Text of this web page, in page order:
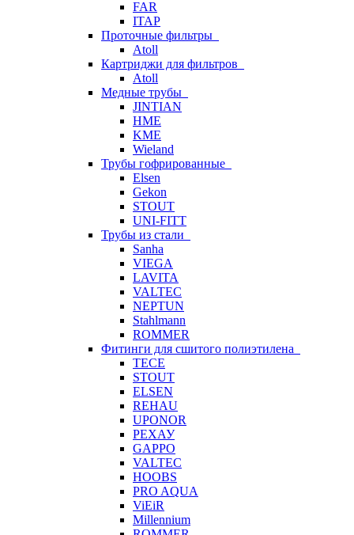
FAR
ITAP
Проточные фильтры
Atoll
Картриджи для фильтров
Atoll
Медные трубы
JINTIAN
HME
KME
Wieland
Трубы гофрированные
Elsen
Gekon
STOUT
UNI-FITT
Трубы из стали
Sanha
VIEGA
LAVITA
VALTEC
NEPTUN
Stahlmann
ROMMER
Фитинги для сшитого полиэтилена
TECE
STOUT
ELSEN
REHAU
UPONOR
РЕХАУ
GAPPO
VALTEC
HOOBS
PRO AQUA
ViEiR
Millennium